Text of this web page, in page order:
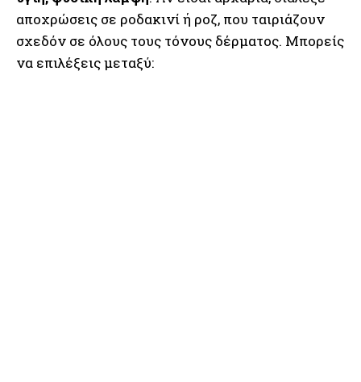
αποχρώσεις σε ροδακινί ή ροζ, που ταιριάζουν
σχεδόν σε όλους τους τόνους δέρματος. Μπορείς
να επιλέξεις μεταξύ: